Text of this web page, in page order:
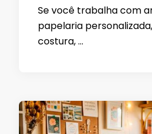
Se você trabalha com
papelaria
costura, …